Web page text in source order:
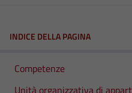
INDICE DELLA PAGINA
Competenze
Unità organizzativa di